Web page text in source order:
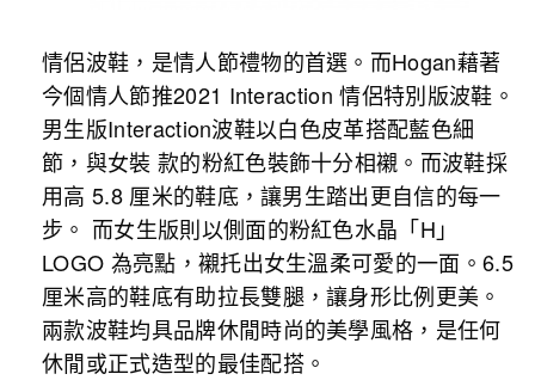
情侶波鞋，是情人節禮物的首選。而Hogan藉著
今個情人節推2021 Interaction 情侶特別版波鞋。
男生版Interaction波鞋以白色皮革搭配藍色細
節，與女裝 款的粉紅色裝飾十分相襯。而波鞋採
用高 5.8 厘米的鞋底，讓男生踏出更自信的每一
步。 而女生版則以側面的粉紅色水晶「H」
LOGO 為亮點，襯托出女生溫柔可愛的一面。6.5
厘米高的鞋底有助拉長雙腿，讓身形比例更美。
兩款波鞋均具品牌休閒時尚的美學風格，是任何
休閒或正式造型的最佳配搭。